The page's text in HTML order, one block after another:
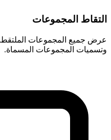
التقاط المجموعات
عرض جميع المجموعات
وتسميات المجموعات المسماة.